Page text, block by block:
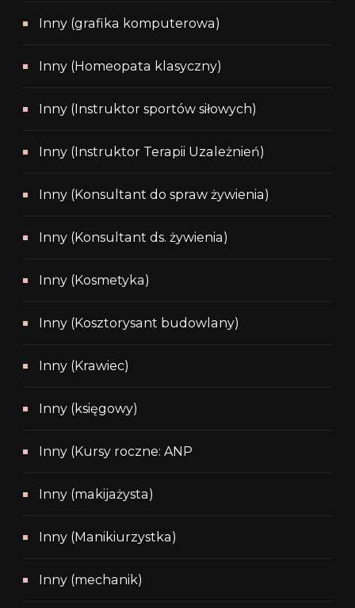
Inny (grafika komputerowa)
Inny (Homeopata klasyczny)
Inny (Instruktor sportów siłowych)
Inny (Instruktor Terapii Uzależnień)
Inny (Konsultant do spraw żywienia)
Inny (Konsultant ds. żywienia)
Inny (Kosmetyka)
Inny (Kosztorysant budowlany)
Inny (Krawiec)
Inny (księgowy)
Inny (Kursy roczne: ANP
Inny (makijażysta)
Inny (Manikiurzystka)
Inny (mechanik)